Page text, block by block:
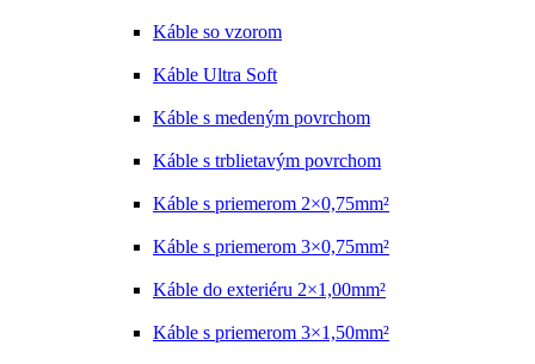
Káble so vzorom
Káble Ultra Soft
Káble s medeným povrchom
Káble s trblietavým povrchom
Káble s priemerom 2×0,75mm²
Káble s priemerom 3×0,75mm²
Káble do exteriéru 2×1,00mm²
Káble s priemerom 3×1,50mm²